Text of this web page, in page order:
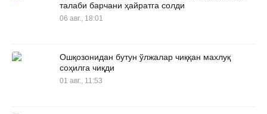
талаби барчани ҳайратга солди
06 авг., 18:01
Ошқозонидан бутун ўлжалар чиққан махлуқ
соҳилга чиқди
01 авг., 11:53